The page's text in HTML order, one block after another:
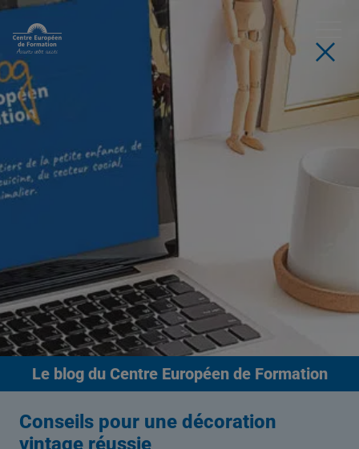
Le blogdu Centre Européen de Formation
Conseils pour une décoration
vintage réussie